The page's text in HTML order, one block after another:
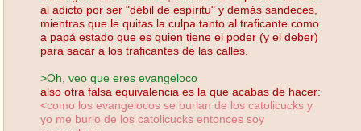
al adicto por ser "débil de espíritu" y demás sandeces,
mientras que le quitas la culpa tanto al traficante como
a papá estado que es quien tiene el poder (y el deber)
para sacar a los traficantes de las calles.
>Oh, veo que eres evangeloco
also otra falsa equivalencia es la que acabas de hacer:
<como los evangelocos se burlan de los catolicucks y
yo me burlo de los catolicucks entonces soy